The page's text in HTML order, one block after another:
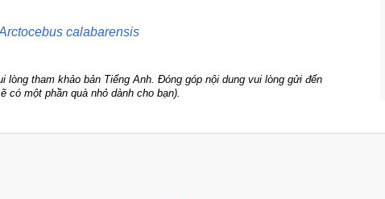
calabarensis
lòng tham khảo bản Tiếng Anh. Đóng góp nội dung vui lòng gửi đến
có một phần quà nhỏ dành cho bạn).